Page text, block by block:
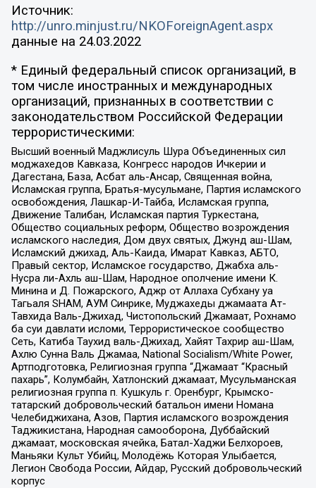
Источник:
http://unro.minjust.ru/NKOForeignAgent.aspx
данные на 24.03.2022
* Единый федеральный список организаций, в
том числе иностранных и международных
организаций, признанных в соответствии с
законодательством Российской Федерации
террористическими:
Высший военный Маджлисуль Шура Объединенных сил
моджахедов Кавказа, Конгресс народов Ичкерии и
Дагестана, База, Асбат аль-Ансар, Священная война,
Исламская группа, Братья-мусульмане, Партия исламского
освобождения, Лашкар-И-Тайба, Исламская группа,
Движение Талибан, Исламская партия Туркестана,
Общество социальных реформ, Общество возрождения
исламского наследия, Дом двух святых, Джунд аш-Шам,
Исламский джихад, Аль-Каида, Имарат Кавказ, АБТО,
Правый сектор, Исламское государство, Джабха аль-
Нусра ли-Ахль аш-Шам, Народное ополчение имени К.
Минина и Д. Пожарского, Аджр от Аллаха Субхану уа
Тагьаля SHAM, АУМ Синрике, Муджахеды джамаата Ат-
Тавхида Валь-Джихад, Чистопольский Джамаат, Рохнамо
ба суи давлати исломи, Террористическое сообщество
Сеть, Катиба Таухид валь-Джихад, Хайят Тахрир аш-Шам,
Ахлю Сунна Валь Джамаа, National Socialism/White Power,
Артподготовка, Религиозная группа “Джамаат “Красный
пахарь”, Колумбайн, Хатлонский джамаат, Мусульманская
религиозная группа п. Кушкуль г. Оренбург, Крымско-
татарский добровольческий батальон имени Номана
Челебиджихана, Азов, Партия исламского возрождения
Таджикистана, Народная самооборона, Дуббайский
джамаат, московская ячейка, Батал-Хаджи Белхороев,
Маньяки Культ Убийц, Молодёжь Которая Улыбается,
Легион Свобода России, Айдар, Русский добровольческий
корпус